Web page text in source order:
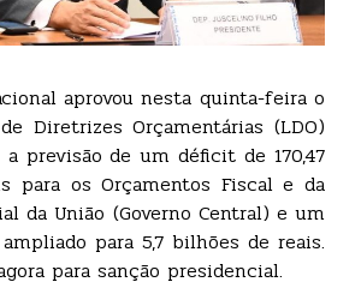
aprovou nesta quinta-feira o
Diretrizes Orçamentárias (LDO)
a previsão de um déficit de 170,47
para os Orçamentos Fiscal e da
da União (Governo Central) e um
para 5,7 bilhões de reais.
para sanção presidencial.